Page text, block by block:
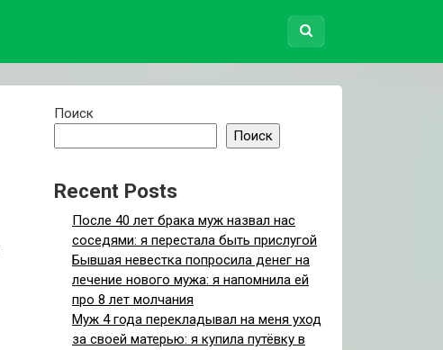
Поиск
Поиск
Recent Posts
После 40 лет брака муж назвал нас
соседями: я перестала быть прислугой
Бывшая невестка попросила денег на
лечение нового мужа: я напомнила ей
про 8 лет молчания
Муж 4 года перекладывал на меня уход
за своей матерью: я купила путёвку в